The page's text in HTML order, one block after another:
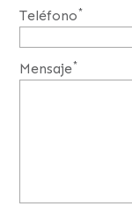
Teléfono*
Mensaje*